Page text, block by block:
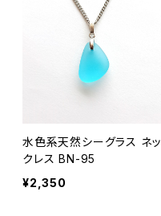
水色系天然シーグラス ネッ
クレス BN-95
¥2,350